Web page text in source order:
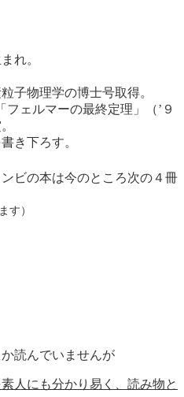
れ。
子物理学の博士号取得。
ェルマーの最終定理」（’９
き下ろす。
ビの本は今のところ次の４冊
す）
読んでいませんが
人にも分かり易く、読み物と